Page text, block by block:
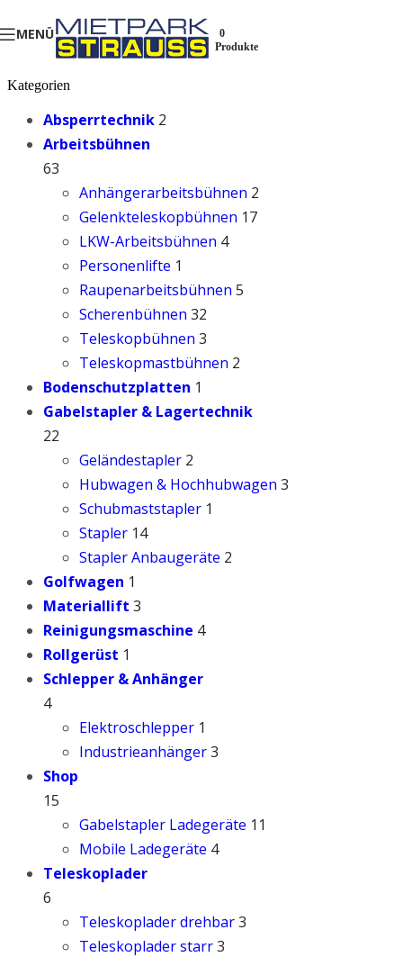
MENÜ
0
Produkte
Kategorien
Absperrtechnik 2
Arbeitsbühnen
63
Anhängerarbeitsbühnen 2
Gelenkteleskopbühnen 17
LKW-Arbeitsbühnen 4
Personenlifte 1
Raupenarbeitsbühnen 5
Scherenbühnen 32
Teleskopbühnen 3
Teleskopmastbühnen 2
Bodenschutzplatten 1
Gabelstapler & Lagertechnik
22
Geländestapler 2
Hubwagen & Hochhubwagen 3
Schubmaststapler 1
Stapler 14
Stapler Anbaugeräte 2
Golfwagen 1
Materiallift 3
Reinigungsmaschine 4
Rollgerüst 1
Schlepper & Anhänger
4
Elektroschlepper 1
Industrieanhänger3
Shop
15
Gabelstapler Ladegeräte 11
Mobile Ladegeräte 4
Teleskoplader
6
Teleskoplader drehbar3
Teleskoplader starr3